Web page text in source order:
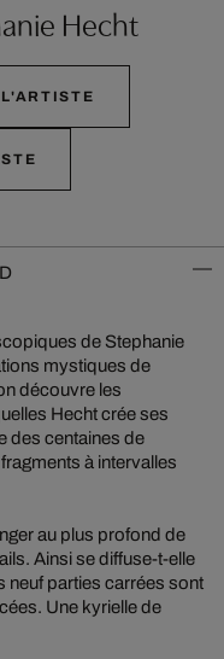
Hecht
de Stephanie
mystiques de
découvre les
Hecht crée ses
des centaines de
à intervalles
au plus profond de
Ainsi se diffuse-t-elle
neuf parties carrées sont
Une kyrielle de